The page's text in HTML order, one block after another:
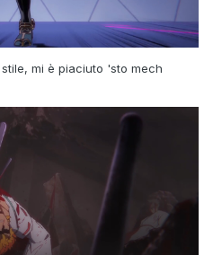
mi è piaciuto 'sto mech